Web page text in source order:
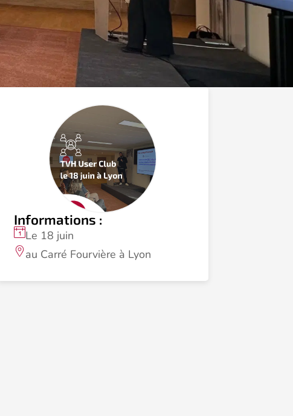
Informations :
Le 18 juin
au Carré Fourvière à Lyon